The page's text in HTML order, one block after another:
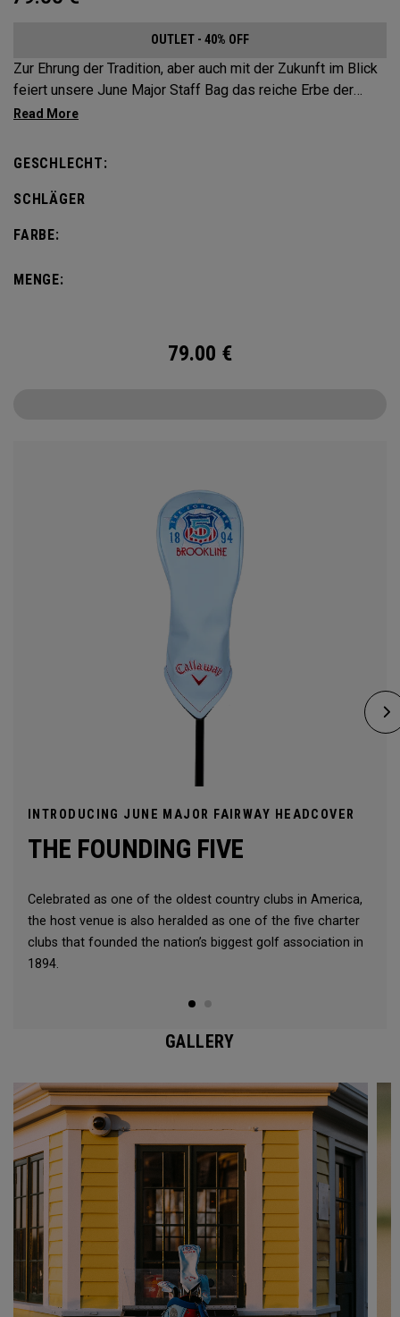
OUTLET - 40% OFF
Zur Ehrung der Tradition, aber auch mit der Zukunft im Blick
feiert unsere June Major Staff Bag das reiche Erbe der
gastgebenden Veranstaltungsstätte.
GESCHLECHT:
SCHLÄGER
FARBE:
MENGE:
79.00 €
INTRODUCING JUNE MAJOR FAIRWAY HEADCOVER
THE FOUNDING FIVE
Celebrated as one of the oldest country clubs in America,
the host venue is also heralded as one of the five charter
clubs that founded the nation’s biggest golf association in
1894.
GALLERY